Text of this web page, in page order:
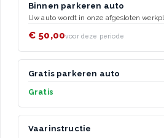
Binnen parkeren auto
Uw auto wordt in onze afgesloten
€ 50,00voor deze periode
Gratis parkeren auto
Gratis
Vaarinstructie